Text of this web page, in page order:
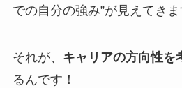
での自分の強み”が見えてきま
それが、 キャリアの方向性を
るんです！